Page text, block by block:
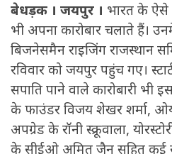
बेधड़क । जयपुर । भारत के ऐसे
भी अपना कारोबार चलाते हैं।
बिजनेसमैन राइजिंग राजस्थान
रविवार को जयपुर पहुंच गए।
सपाति पाने वाले कारोबारी
के फाउंडर विजय शेखर शर्मा,
अपग्रेड के रॉनी स्क्रूवाला,
के सीईओ अमित जैन सहित कई